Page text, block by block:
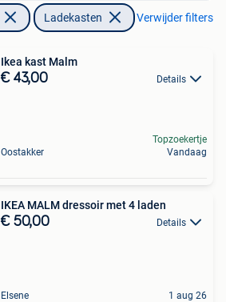
Ladekasten Verwijder filters
Ikea kast Malm
€ 43,00 Details
Oostakker
Topzoekertje
Vandaag
IKEA MALM dressoir met 4 laden
€ 50,00 Details
Elsene 1 aug 26